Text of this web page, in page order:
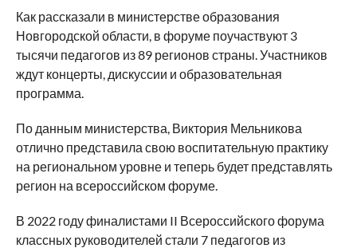
Как рассказали в министерстве образования
Новгородской области, в форуме поучаствуют 3
тысячи педагогов из 89 регионов страны. Участников
ждут концерты, дискуссии и образовательная
программа.
По данным министерства, Виктория Мельникова
отлично представила свою воспитательную практику
на региональном уровне и теперь будет представлять
регион на всероссийском форуме.
В 2022 году финалистами II Всероссийского форума
классных руководителей стали 7 педагогов из